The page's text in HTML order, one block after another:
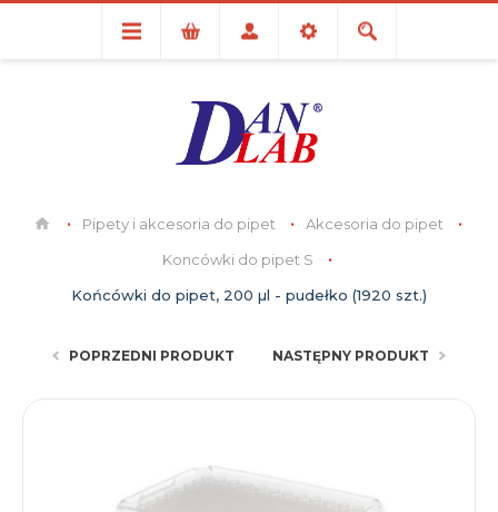
Pipety i akcesoria do pipet
Akcesoria do pipet
Koncówki do pipet S
Końcówki do pipet, 200 µl - pudełko (1920 szt.)
POPRZEDNI PRODUKT NASTĘPNY PRODUKT